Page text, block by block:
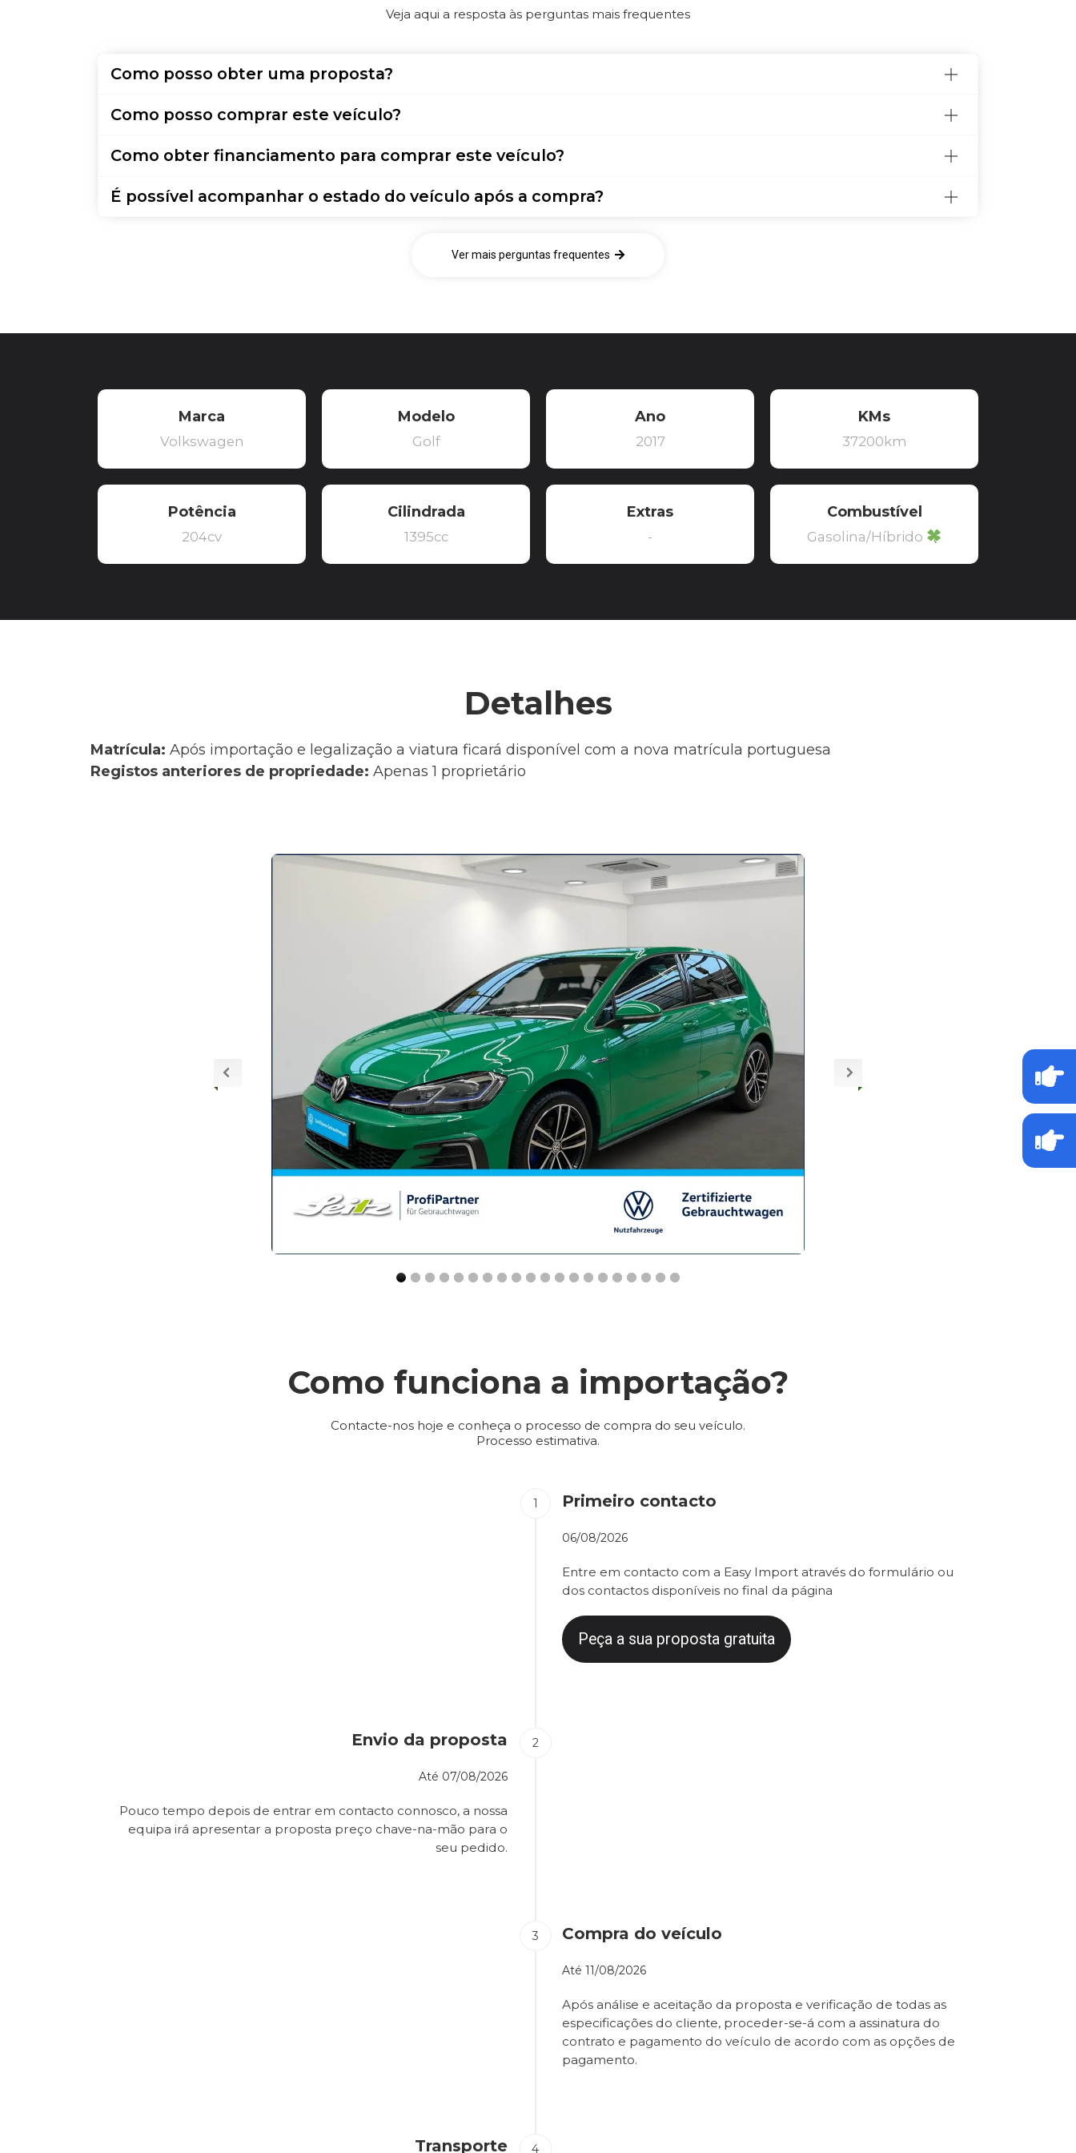
Veja aqui a resposta às perguntas mais frequentes
Como posso obter uma proposta?
Como posso comprar este veículo?
Como obter financiamento para comprar este veículo?
É possível acompanhar o estado do veículo após a compra?
Ver mais perguntas frequentes
Marca
Volkswagen
Modelo
Golf
Ano
2017
KMs
37200km
Potência
204cv
Cilindrada
1395cc
Extras
-
Combustível
Gasolina/Híbrido
Detalhes
Matrícula: Após importação e legalização a viatura ficará disponível com a nova matrícula portuguesa
Registos anteriores de propriedade: Apenas 1 proprietário
Como funciona a importação?
Contacte-nos hoje e conheça o processo de compra do seu veículo.
Processo estimativa.
Primeiro contacto
06/08/2026
Entre em contacto com a Easy Import através do formulário ou
dos contactos disponíveis no final da página
Peça a sua proposta gratuita
Envio da proposta
Até 07/08/2026
Pouco tempo depois de entrar em contacto connosco, a nossa
equipa irá apresentar a proposta preço chave-na-mão para o
seu pedido.
Compra do veículo
Até 11/08/2026
Após análise e aceitação da proposta e verificação de todas as
especificações do cliente, proceder-se-á com a assinatura do
contrato e pagamento do veículo de acordo com as opções de
pagamento.
Transporte